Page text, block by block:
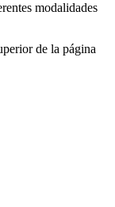
modalidades
de la página